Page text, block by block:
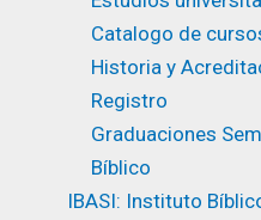
Catalogo de
Historia y
Registro
Graduaciones
Bíblico
IBASI: Instituto